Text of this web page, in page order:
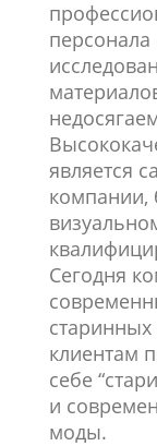
является
компании,
Сегодня
клиентам
себе
и
моды.